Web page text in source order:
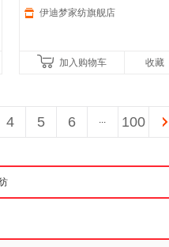
伊迪梦家纺旗舰店
加入购物车 收藏
4 5 6 ... 100